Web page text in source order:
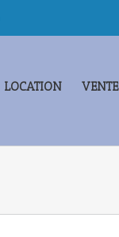
LOCATION VENTE